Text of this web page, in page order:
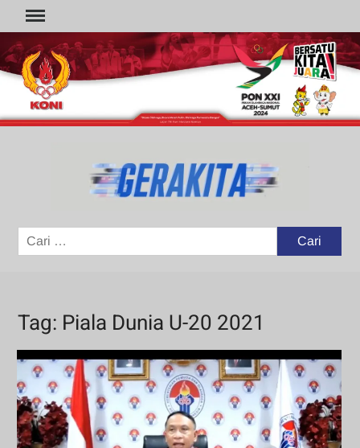
to
content
Olahraga
Cari
untuk:
Tag: Piala Dunia U-20 2021